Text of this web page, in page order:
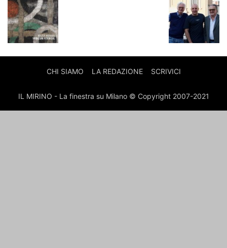
CHI SIAMO LA REDAZIONE SCRIVICI
IL MIRINO - La finestra su Milano © Copyright 2007-2021